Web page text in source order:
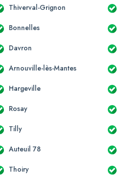
Thiverval-Grignon
Bonnelles
Davron
Arnouville-lès-Mantes
Hargeville
Rosay
Tilly
Auteuil 78
Thoiry